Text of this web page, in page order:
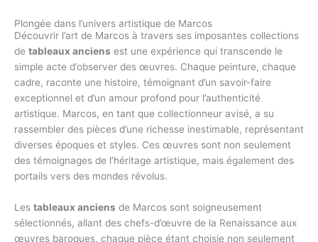
Plongée dans l’univers artistique de Marcos
Découvrir l’art de Marcos à travers ses imposantes collections
de tableaux anciens est une expérience qui transcende le
simple acte d’observer des œuvres. Chaque peinture, chaque
cadre, raconte une histoire, témoignant d’un savoir-faire
exceptionnel et d’un amour profond pour l’authenticité
artistique. Marcos, en tant que collectionneur avisé, a su
rassembler des pièces d’une richesse inestimable, représentant
diverses époques et styles. Ces œuvres sont non seulement
des témoignages de l’héritage artistique, mais également des
portails vers des mondes révolus.
Les tableaux anciens de Marcos sont soigneusement
sélectionnés, allant des chefs-d’œuvre de la Renaissance aux
œuvres baroques, chaque pièce étant choisie non seulement